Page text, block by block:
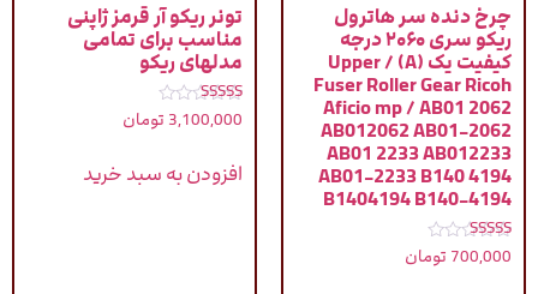
چرخ دنده سر هاترول
ریکو سری ۲۰۶۰ درجه
کیفیت یک (A) / Upper
Fuser Roller Gear Ricoh
Aficio mp / AB01 2062
AB012062 AB01-2062
AB01 2233 AB012233
AB01-2233 B140 4194
B1404194 B140-4194
نمره
5.00
700,000 تومان
تونر ریکو آر قرمز ژاپنی
مناسب برای تمامی
مدلهای ریکو
نمره
4.83
3,100,000 تومان
افزودن به سبد خرید